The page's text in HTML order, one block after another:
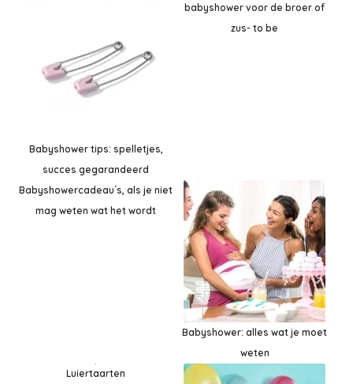
Babyshower tips: spelletjes,
succes gegarandeerd
babyshower voor de broer of
zus- to be
Babyshowercadeau´s, als je niet
mag weten wat het wordt
Babyshower: alles wat je moet
weten
Luiertaarten